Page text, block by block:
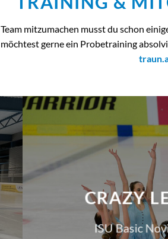
mitzumachen musst du schon
gerne ein Probetraining
CRAZY
ISU Basic